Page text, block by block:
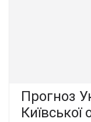
Прогноз
Київської